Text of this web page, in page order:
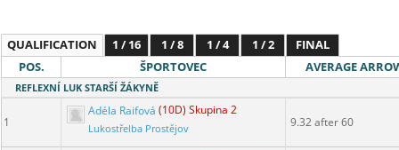
QUALIFICATION 1 / 16 1 / 8 1 / 4 1 / 2
FINAL
POS.
ŠPORTOVEC AVERAGE
REFLEXNÍ LUK STARŠÍ ŽÁKYNĚ
1
Adéla Raifová (10D) Skupina 2
Lukostřelba Prostějov 9.32 after 60